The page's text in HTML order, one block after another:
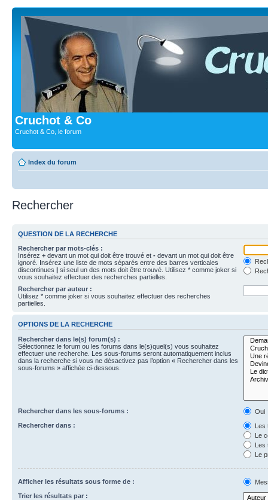
Cruchot & Co
Cruchot & Co, le forum
Index du forum
Rechercher
QUESTION DE LA RECHERCHE
Rechercher par mots-clés :
Insérez + devant un mot qui doit être trouvé et - devant un mot qui doit être
ignoré. Insérez une liste de mots séparés entre des barres verticales
discontinues | si seul un des mots doit être trouvé. Utilisez * comme joker si
vous souhaitez effectuer des recherches partielles.
Rechercher par auteur :
Utilisez * comme joker si vous souhaitez effectuer des recherches
partielles.
OPTIONS DE LA RECHERCHE
Rechercher dans le(s) forum(s) :
Sélectionnez le forum ou les forums dans le(s)quel(s) vous souhaitez
effectuer une recherche. Les sous-forums seront automatiquement inclus
dans la recherche si vous ne désactivez pas l’option « Rechercher dans les
sous-forums » affichée ci-dessous.
Rechercher dans les sous-forums :
Oui
Rechercher dans :
Les
Le
Les
Le
Afficher les résultats sous forme de :
Trier les résultats par :